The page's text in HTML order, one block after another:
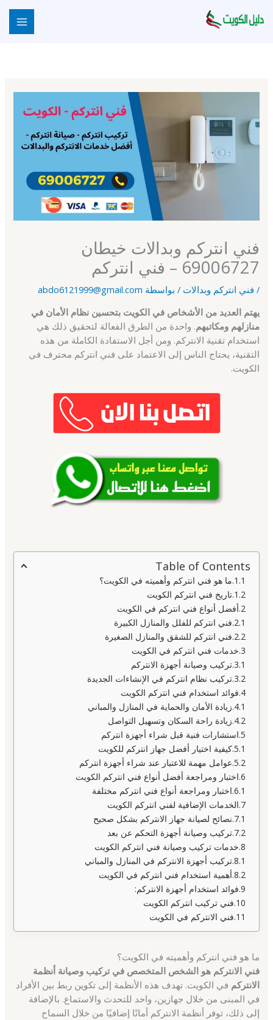
إلى
فني انتركم وبدالات خيطان
69006727 – فني انتركم
/ فني انتركم وبدالات / بواسطة abdo6121999@gmail.com
يهتم العديد من الأشخاص في الكويت بتحسين نظام الأمان في
منازلهم ومكاتبهم. واحدة من الطرق الفعالة لتحقيق ذلك هي
استخدام تقنية الانتركم. ومن أجل الاستفادة الكاملة من هذه
التقنية، يحتاج الناس إلى الاعتماد على فني انتركم محترف في
الكويت.
Table of Contents
ما هو فني انتركم وأهميته في الكويت؟
تاريخ فني انتركم الكويت
أفضل أنواع فني انتركم في الكويت
فني انتركم للفلل والمنازل الكبيرة
فني انتركم للشقق والمنازل الصغيرة
خدمات فني انتركم في الكويت
تركيب وصيانة أجهزة الانتركم
تركيب نظام انتركم في الإنشاءات الجديدة
فوائد استخدام فني انتركم الكويت
زيادة الأمان والحماية في المنازل والمباني
زيادة راحة السكان وتسهيل التواصل
استشارات فنية قبل شراء أجهزة انتركم
كيفية اختيار أفضل جهاز انتركم للكويت
عوامل مهمة للاعتبار عند شراء أجهزة انتركم
اختبار ومراجعة أفضل أنواع فني انتركم الكويت
اختبار ومراجعة أنواع فني انتركم مختلفة
الخدمات الإضافية لفني انتركم الكويت
نصائح لصيانة جهاز الانتركم بشكل صحيح
تركيب وصيانة أجهزة التحكم عن بعد
خدمات تركيب وصيانة فني انتركم الكويت
تركيب أجهزة الانتركم في المنازل والمباني
أهمية استخدام فني انتركم في الكويت
فوائد استخدام أجهزة الانتركم:
فني تركيب انتركم الكويت
فني الانتركم في الكويت
ما هو فني انتركم وأهميته في الكويت؟
فني الانتركم هو الشخص المتخصص في تركيب وصيانة أنظمة
الانتركم في الكويت. تهدف هذه الأنظمة إلى تكوين ربط بين الأفراد
في المبنى من خلال جهازين، واحد للتحدث والاستماع. بالإضافة
إلى ذلك، توفر أنظمة الانتركم أمانًا إضافيًا من خلال السماح